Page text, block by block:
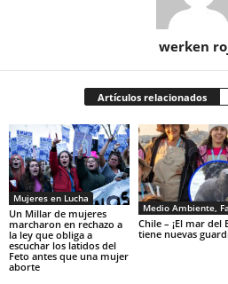
werken
Artículos relacionados
Mujeres en Lucha
Un Millar de mujeres
marcharon en rechazo a
la ley que obliga a
escuchar los latidos del
Feto antes que una mujer
aborte
Chile – ¡El mar del
tiene nuevas